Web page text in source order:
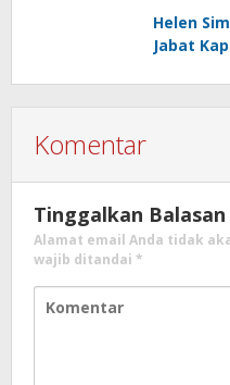
Helen
Jabat
Komentar
Tinggalkan Balasan
Alamat email Anda tidak
wajib ditandai *